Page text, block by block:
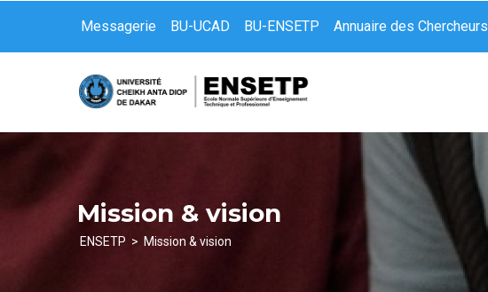
Messagerie BU-UCAD BU-ENSETP Annuaire des Chercheurs
Mission & vision
ENSETP Mission & vision